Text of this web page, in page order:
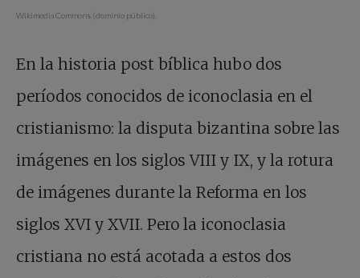
Wikimedia Commons (dominio público).
En la historia post bíblica hubo dos
períodos conocidos de iconoclasia en el
cristianismo: la disputa bizantina sobre las
imágenes en los siglos VIII y IX, y la rotura
de imágenes durante la Reforma en los
siglos XVI y XVII. Pero la iconoclasia
cristiana no está acotada a estos dos